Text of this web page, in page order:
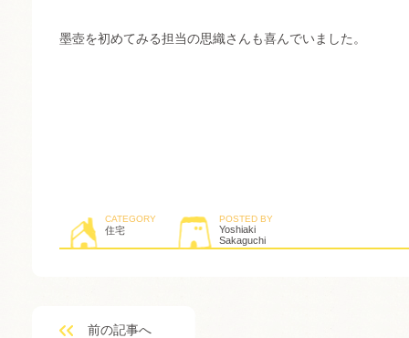
墨壺を初めてみる担当の思織さんも喜んでいました。
CATEGORY
住宅
POSTED BY
Yoshiaki
Sakaguchi
前の記事へ